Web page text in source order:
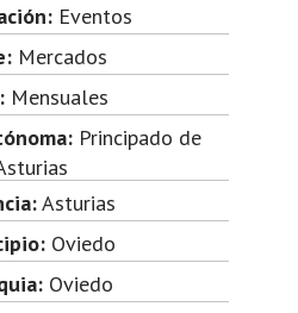
Eventos
Mercados
Mensuales
Principado de
Asturias
Oviedo
Oviedo